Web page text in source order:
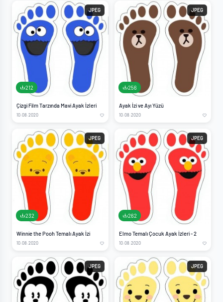
JPEG
212
Çizgi Film Tarzında Mavi Ayak İzleri
10.08.2020
JPEG
256
Ayak İzi ve Ayı Yüzü
10.08.2020
JPEG
232
Winnie the Pooh Temalı Ayak İzi
10.08.2020
JPEG
262
Elmo Temalı Çocuk Ayak İzleri - 2
10.08.2020
JPEG JPEG